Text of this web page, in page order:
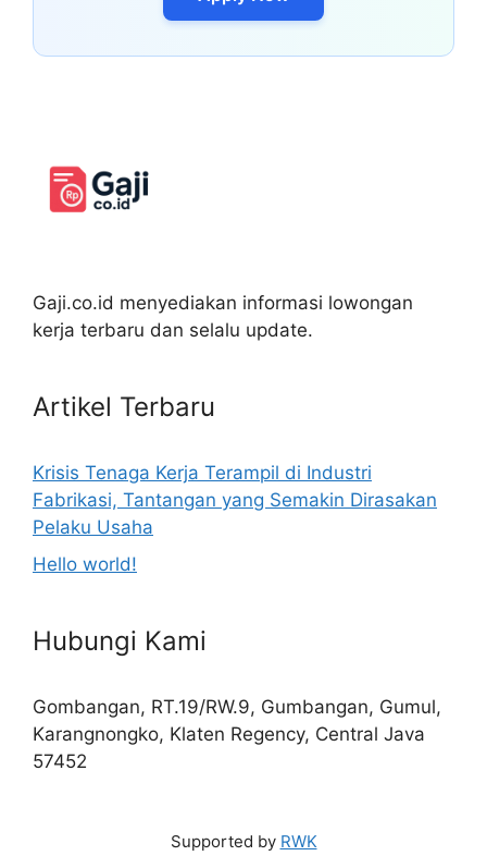
Gaji.co.id menyediakan informasi lowongan
kerja terbaru dan selalu update.
Artikel Terbaru
Krisis Tenaga Kerja Terampil di Industri
Fabrikasi, Tantangan yang Semakin Dirasakan
Pelaku Usaha
Hello world!
Hubungi Kami
Gombangan, RT.19/RW.9, Gumbangan, Gumul,
Karangnongko, Klaten Regency, Central Java
57452
Supported by RWK